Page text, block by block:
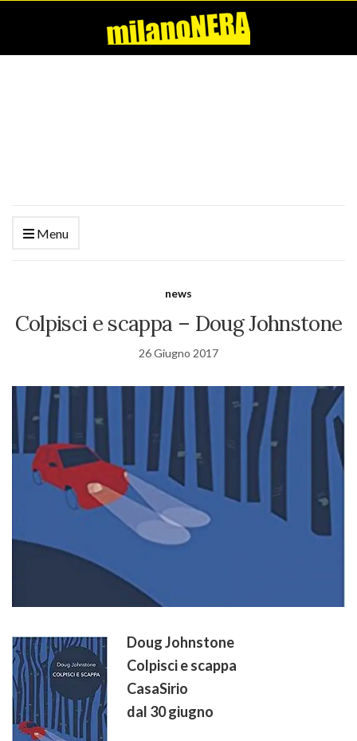
Menu
news
Colpisci e scappa – Doug Johnstone
26 Giugno 2017
Doug Johnstone
Colpisci e scappa
CasaSirio
dal 30 giugno